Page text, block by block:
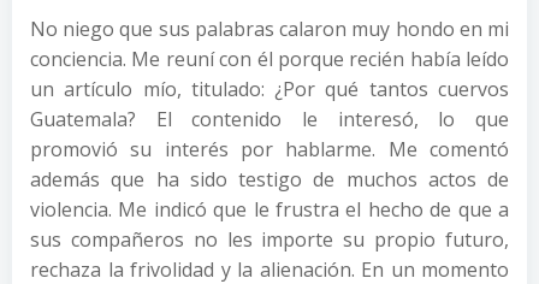
No niego que sus palabras calaron muy hondo en mi
conciencia. Me reuní con él porque recién había leído
un artículo mío, titulado: ¿Por qué tantos cuervos
Guatemala? El contenido le interesó, lo que
promovió su interés por hablarme. Me comentó
además que ha sido testigo de muchos actos de
violencia. Me indicó que le frustra el hecho de que a
sus compañeros no les importe su propio futuro,
rechaza la frivolidad y la alienación. En un momento